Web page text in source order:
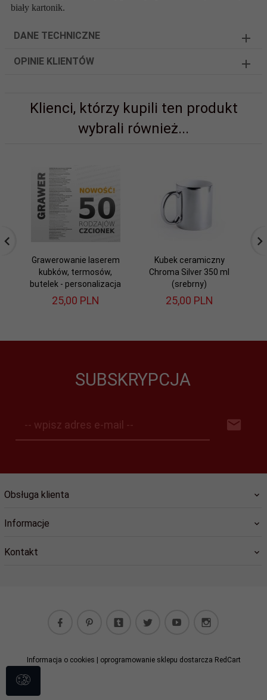
biały kartonik.
DANE TECHNICZNE
OPINIE KLIENTÓW
Klienci, którzy kupili ten produkt
wybrali również...
Grawerowanie laserem
kubków, termosów,
butelek - personalizacja
25,00 PLN
Kubek ceramiczny
Chroma Silver 350 ml
(srebrny)
25,00 PLN
SUBSKRYPCJA
-- wpisz adres e-mail --
Obsługa klienta
Informacje
Kontakt
Informacja o cookies | oprogramowanie sklepu dostarcza RedCart